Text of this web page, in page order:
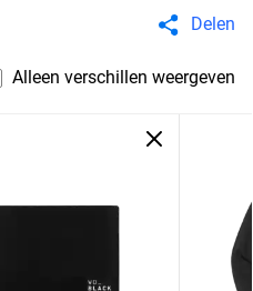
Delen
Alleen verschillen weergeven